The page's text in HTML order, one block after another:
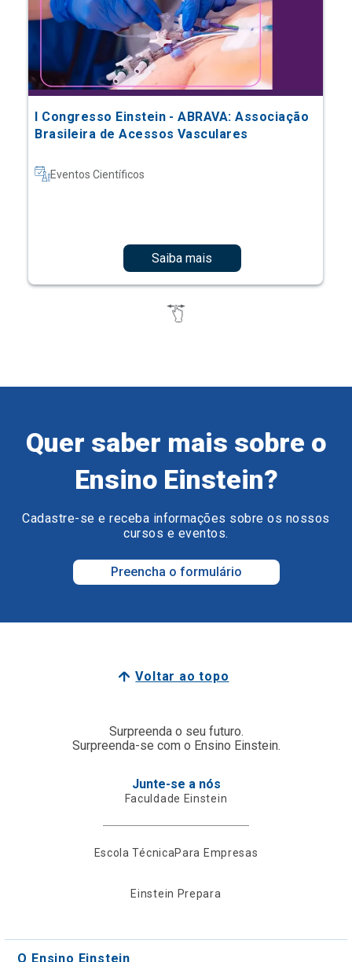
I Congresso Einstein - ABRAVA: Associação
Brasileira de Acessos Vasculares
Eventos Científicos
Saiba mais
Quer saber mais sobre o
Ensino Einstein?
Cadastre-se e receba informações sobre os nossos
cursos e eventos.
Preencha o formulário
Voltar ao topo
Surpreenda o seu futuro.
Surpreenda-se com o Ensino Einstein.
Junte-se a nós
Faculdade Einstein
Escola TécnicaPara Empresas
Einstein Prepara
O Ensino Einstein